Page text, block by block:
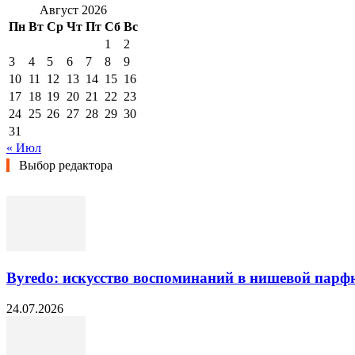
Август 2026
Пн Вт Ср Чт Пт Сб Вс
1
2
3
4 5 6 7 8
9
10 11 12 13 14 15 16
17 18 19 20 21 22 23
24 25 26 27 28 29 30
31
« Июл
Выбор редактора
Byredo: искусство воспоминаний в нишевой
24.07.2026